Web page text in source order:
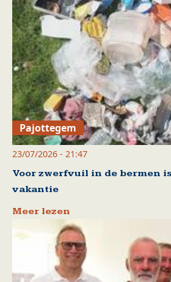
Pajottegem
23/07/2026 - 21:47
Voor zwerfvuil in de bermen
vakantie
Meer lezen